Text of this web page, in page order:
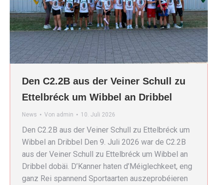
Den C2.2B aus der Veiner Schull zu
Ettelbréck um Wibbel an Dribbel
News Von admin 10. Juli 2026
Den C2.2B aus der Veiner Schull zu Ettelbréck um
Wibbel an Dribbel Den 9. Juli 2026 war de C2.2B
aus der Veiner Schull zu Ettelbréck um Wibbel an
Dribbel dobäi. D’Kanner haten d’Méiglechkeet, eng
ganz Rei spannend Sportaarten auszeprobéieren